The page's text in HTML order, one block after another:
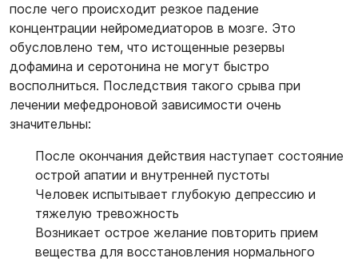
после чего происходит резкое падение
концентрации нейромедиаторов в мозге. Это
обусловлено тем, что истощенные резервы
дофамина и серотонина не могут быстро
восполниться. Последствия такого срыва при
лечении мефедроновой зависимости очень
значительны:
После окончания действия наступает состояние
острой апатии и внутренней пустоты
Человек испытывает глубокую депрессию и
тяжелую тревожность
Возникает острое желание повторить прием
вещества для восстановления нормального